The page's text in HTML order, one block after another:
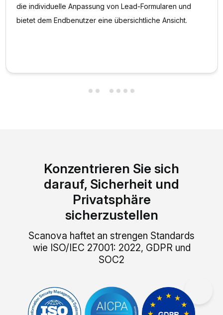
die individuelle Anpassung von Lead-Formularen und
bietet dem Endbenutzer eine übersichtliche Ansicht.
Konzentrieren Sie sich
darauf, Sicherheit und
Privatsphäre
sicherzustellen
Scanova haftet an strengen Standards
wie ISO/IEC 27001: 2022, GDPR und
SOC2
×
This website uses cookies
This website uses cookies to improve user
consent to all cookies in accordance with
our Cookie Policy. Read more
SHOW DETAILS